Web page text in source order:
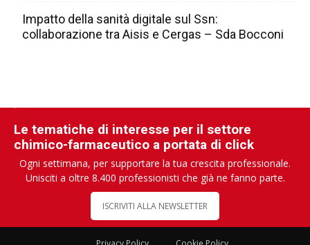
Impatto della sanità digitale sul Ssn:
collaborazione tra Aisis e Cergas – Sda Bocconi
Le tematiche di interesse per il settore
chimico-farmaceutico a portata di click
Ogni settimana, per supportare la tua crescita professionale.
Unisciti a oltre 8.400 professionisti che già ne fanno parte.
ISCRIVITI ALLA NEWSLETTER